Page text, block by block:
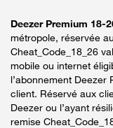
Deezer Premium 18-
métropole, réservée
Cheat_Code_18_26
mobile ou internet
l’abonnement Deezer
client. Réservé aux
Deezer ou l’ayant
remise